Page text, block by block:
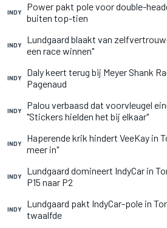
INDY
Power pakt pole voor double-
buiten top-tien
INDY
Lundgaard blaakt van
een race winnen"
INDY
Daly keert terug bij Meyer Shank
Pagenaud
INDY
Palou verbaasd dat voorvleugel
"Stickers hielden het bij elkaar"
INDY
Haperende krik hindert VeeKay in
meer in"
INDY
Lundgaard domineert IndyCar in
P15 naar P2
INDY
Lundgaard pakt IndyCar-pole in
twaalfde